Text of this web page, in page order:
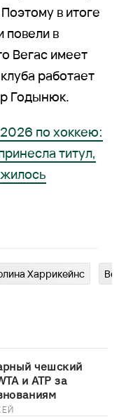
в итоге
повели в
Вегас имеет
работает
Годынюк.
по хоккею:
титул,
Харрикейнс
чешский
и ATP за